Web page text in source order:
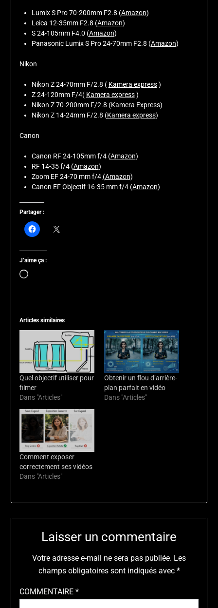
Lumix S Pro 70-200mm F2.8 (Amazon)
Leica 12-35mm F2.8 (Amazon)
S 24-105mm F4.0 (Amazon)
Panasonic Lumix S Pro 24-70mm F2.8 (Amazon)
Nikon
Nikon Z 24-70mm F/2.8 ( Kamera express)
Z 24-120mm F/4( Kamera express)
Nikon Z 70-200mm F/2.8 (Kamera Express)
Nikon Z 14-24mm F/2.8 (Kamera express)
Canon
Canon RF 24-105mm f/4 (Amazon)
RF 14-35 f/4 (Amazon)
Zoom EF 24-70 mm f/4 (Amazon)
Canon EF Objectif 16-35 mm f/4 (Amazon)
Partager :
J’aime ça :
Chargement…
Articles similaires
Quel objectif utiliser pour
filmer
Dans "Articles"
Obtenir un flou d’arrière-
plan parfait en vidéo
Dans "Articles"
Comment exposer
correctement ses vidéos
Dans "Articles"
Laisser un commentaire
Votre adresse e-mail ne sera pas publiée. Les
champs obligatoires sont indiqués avec *
COMMENTAIRE *